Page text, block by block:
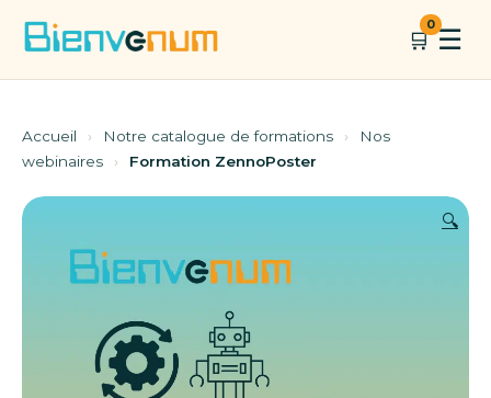
🛒
0
☰
Accueil › Notre catalogue de formations ›
Nos
webinaires
› Formation ZennoPoster
🔍